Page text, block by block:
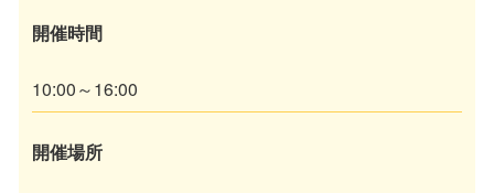
開催時間
10:00～16:00
開催場所